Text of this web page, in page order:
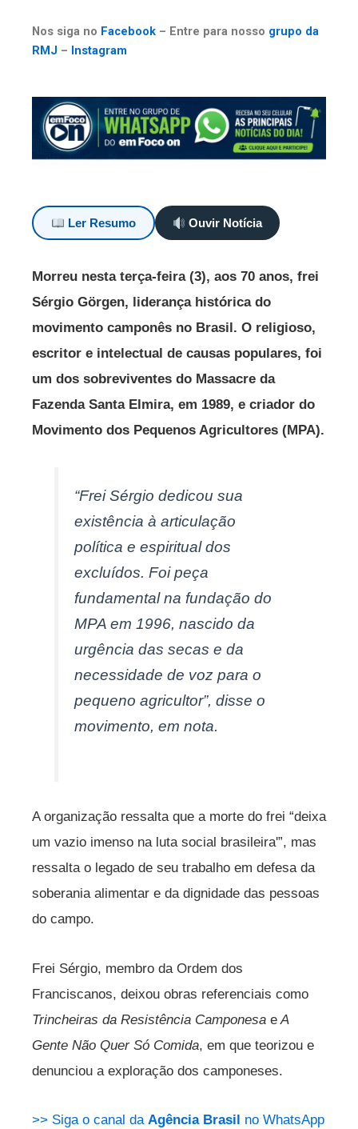
Nos siga no Facebook – Entre para nosso grupo da
RMJ – Instagram
Ler Resumo Ouvir Notícia
Morreu nesta terça-feira (3), aos 70 anos, frei
Sérgio Görgen, liderança histórica do
movimento camponês no Brasil. O religioso,
escritor e intelectual de causas populares, foi
um dos sobreviventes do Massacre da
Fazenda Santa Elmira, em 1989, e criador do
Movimento dos Pequenos Agricultores (MPA).
“Frei Sérgio dedicou sua
existência à articulação
política e espiritual dos
excluídos. Foi peça
fundamental na fundação do
MPA em 1996, nascido da
urgência das secas e da
necessidade de voz para o
pequeno agricultor”, disse o
movimento, em nota.
A organização ressalta que a morte do frei “deixa
um vazio imenso na luta social brasileira'”, mas
ressalta o legado de seu trabalho em defesa da
soberania alimentar e da dignidade das pessoas
do campo.
Frei Sérgio, membro da Ordem dos
Franciscanos, deixou obras referenciais como
Trincheiras da Resistência Camponesa e A
Gente Não Quer Só Comida, em que teorizou e
denunciou a exploração dos camponeses.
>> Siga o canal da Agência Brasil no WhatsApp